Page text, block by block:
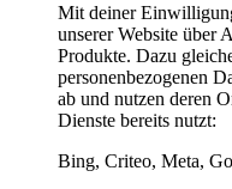
Mit deiner
unserer Website über
Produkte. Dazu
personenbezogenen
ab und nutzen deren
Dienste bereits nutzt:
Bing, Criteo, Meta,